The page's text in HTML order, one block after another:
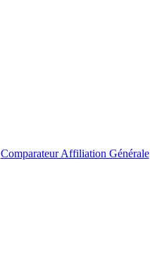
Comparateur Affiliation Générale